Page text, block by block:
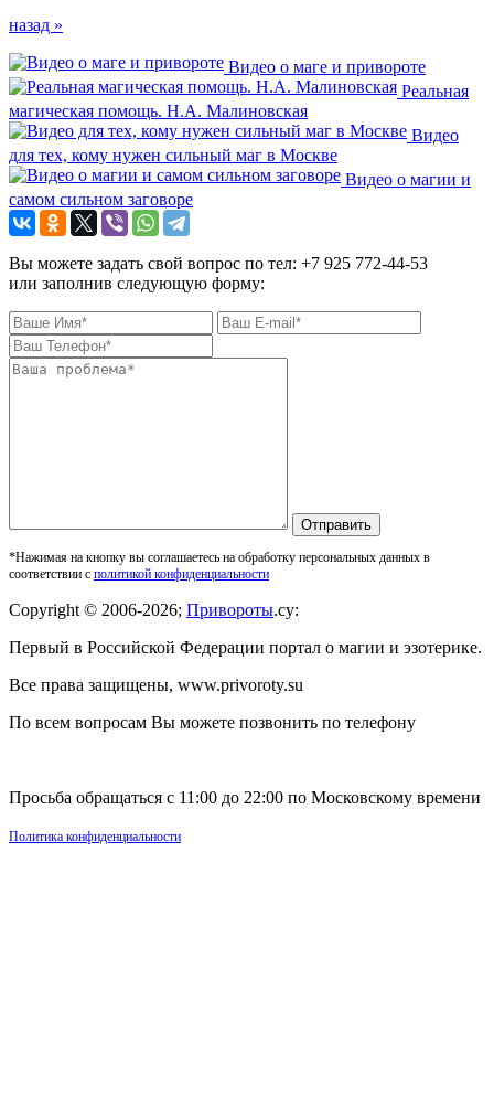
назад »
Видео о маге и привороте
Реальная
магическая помощь. Н.А. Малиновская
Видео
для тех, кому нужен сильный маг в Москве
Видео о магии и
самом сильном заговоре
Вы можете задать свой вопрос по тел: +7 925 772-44-53
или заполнив следующую форму:
Отправить
*Нажимая на кнопку вы соглашаетесь на обработку персональных данных в
соответствии с политикой конфиденциальности
Copyright © 2006-2026; Привороты.су:
Первый в Российской Федерации портал о магии и эзотерике.
Все права защищены, www.privoroty.su
По всем вопросам Вы можете позвонить по телефону
Просьба обращаться с 11:00 до 22:00 по Московскому времени
Политика конфиденциальности